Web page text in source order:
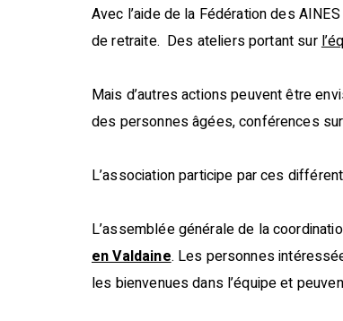
Avec l’aide de la Fédération des
de retraite. Des ateliers portant sur
Mais d’autres actions peuvent être
des personnes âgées, conférences
L’association participe par ces
L’assemblée générale de la
en Valdaine. Les personnes
les bienvenues dans l’équipe et